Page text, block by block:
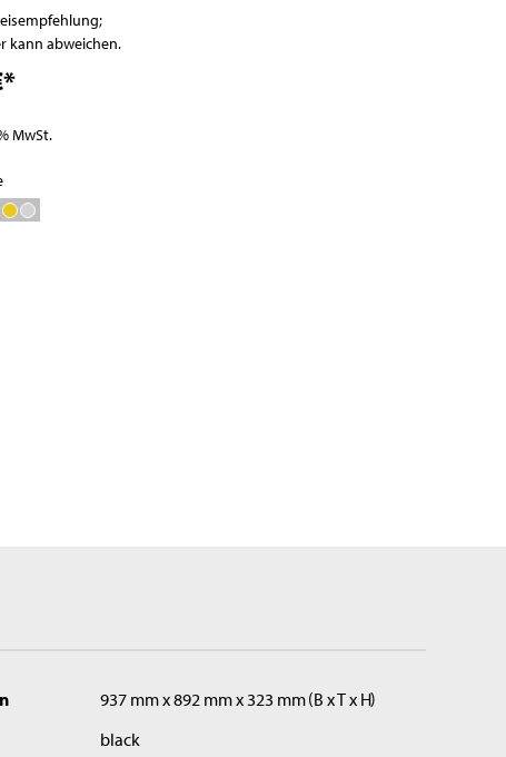
Waagen
Vakuumierer
GN-Behälter
kann abweichen.
MwSt.
937 mm x 892 mm x 323 mm B x T x H
black